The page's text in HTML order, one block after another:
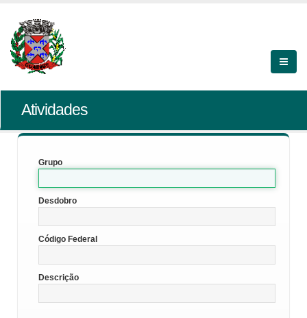
Atividades
Grupo
Desdobro
Código Federal
Descrição